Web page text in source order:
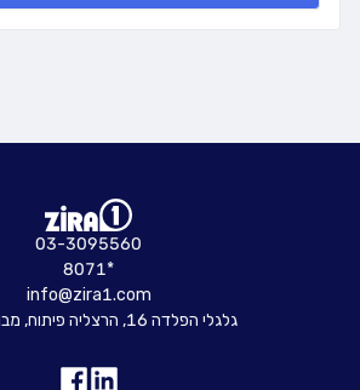
03-3095560
8071*
info@zira1.com
גלגלי הפלדה 16, הרצליה פיתוח, מבני תל-עד